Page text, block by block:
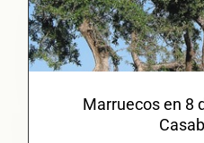
Marruecos en 8